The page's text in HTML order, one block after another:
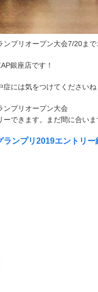
ンプリオープン大会7/20ま
銀座店です！
には気をつけてくださいね
ンプリオープン大会
ーできます。まだ間に合いま
ランプリ2019エントリー